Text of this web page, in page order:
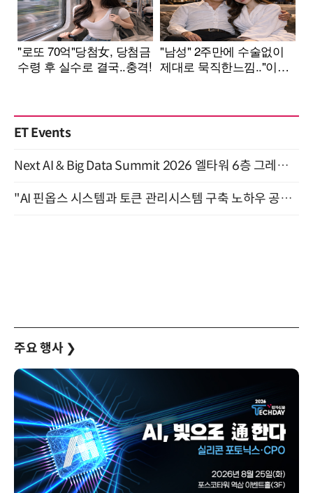
ET Events
Next AI & Big Data Summit 2026 엘타워 6층 그레이스홀 개최 (9/18)
"AI 핀옵스 시스템과 토큰 관리시스템 구축 노하우 공개" 잠실 한국광고문화회관 2층 대회의실 (8/21)
주요 행사 ❯